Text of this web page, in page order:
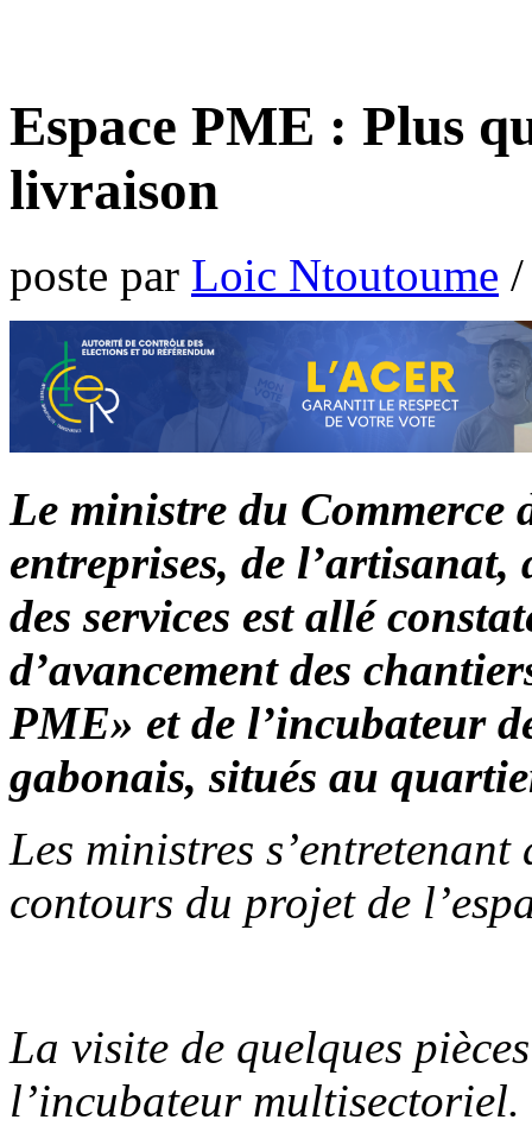
Espace PME : Plus
livraison
poste par Loic Ntoutoume
Le ministre du Commerce
entreprises, de
des services est allé
d’avancement des
PME» et de l’incubateur
gabonais, situés au
Les ministres
contours du projet de
La visite de quelques
l’incubateur